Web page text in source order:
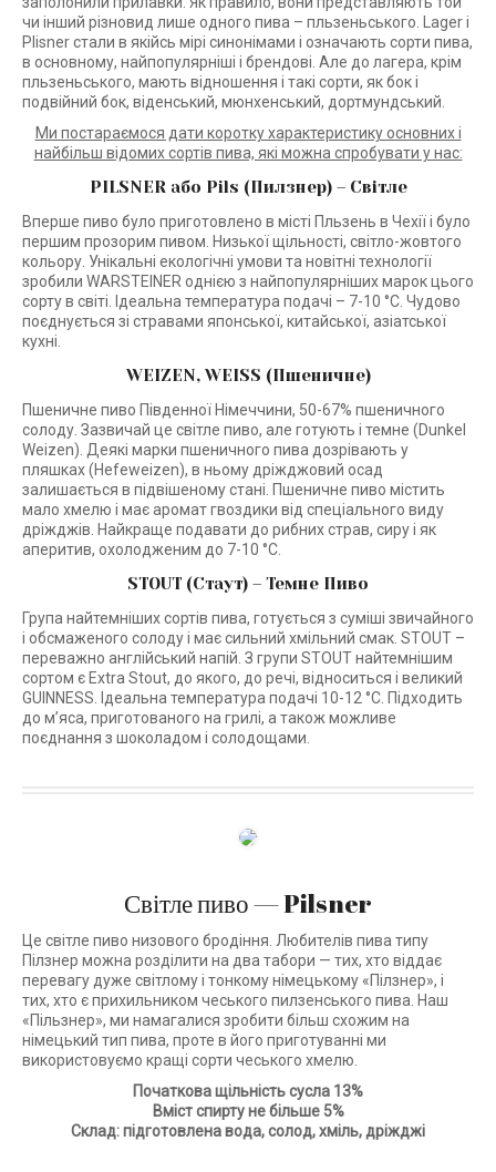
чи інший різновид лише одного пива – пльзеньського. Lager і
Plisner стали в якійсь мірі синонімами і означають сорти пива,
в основному, найпопулярніші і брендові. Але до лагера, крім
пльзеньського, мають відношення і такі сорти, як бок і
подвійний бок, віденський, мюнхенський, дортмундський.
Ми постараємося дати коротку характеристику основних і
найбільш відомих сортів пива, які можна спробувати у нас:
PILSNER або Pils (Пилзнер) – Світле
Вперше пиво було приготовлено в місті Пльзень в Чехії і було
першим прозорим пивом. Низької щільності, світло-жовтого
кольору. Унікальні екологічні умови та новітні технології
зробили WARSTEINER однією з найпопулярніших марок цього
сорту в світі. Ідеальна температура подачі – 7-10 °C. Чудово
поєднується зі стравами японської, китайської, азіатської
кухні.
WEIZEN, WEISS (Пшеничне)
Пшеничне пиво Південної Німеччини, 50-67% пшеничного
солоду. Зазвичай це світле пиво, але готують і темне (Dunkel
Weizen). Деякі марки пшеничного пива дозрівають у
пляшках (Hefeweizen), в ньому дріжджовий осад
залишається в підвішеному стані. Пшеничне пиво містить
мало хмелю і має аромат гвоздики від спеціального виду
дріжджів. Найкраще подавати до рибних страв, сиру і як
аперитив, охолодженим до 7-10 °C.
STOUT (Стаут) – Темне Пиво
Група найтемніших сортів пива, готується з суміші звичайного
і обсмаженого солоду і має сильний хмільний смак. STOUT –
переважно англійський напій. З групи STOUT найтемнішим
сортом є Extra Stout, до якого, до речі, відноситься і великий
GUINNESS. Ідеальна температура подачі 10-12 °C. Підходить
до м’яса, приготованого на грилі, а також можливе
поєднання з шоколадом і солодощами.
Світле пиво — Pilsner
Це світле пиво низового бродіння. Любителів пива типу
Пілзнер можна розділити на два табори — тих, хто віддає
перевагу дуже світлому і тонкому німецькому «Пілзнер», і
тих, хто є прихильником чеського пилзенського пива. Наш
«Пільзнер», ми намагалися зробити більш схожим на
німецький тип пива, проте в його приготуванні ми
використовуємо кращі сорти чеського хмелю.
Початкова щільність сусла 13%
Вміст спирту не більше 5%
Склад: підготовлена вода, солод, хміль, дріжджі